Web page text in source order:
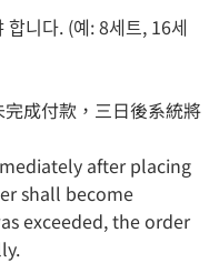
니다. (예: 8세트, 16세
成付款，三日後系統將
after placing
shall become
exceeded, the order